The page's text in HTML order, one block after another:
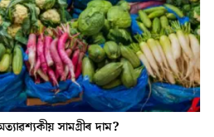
সামগ্ৰীৰ দাম?